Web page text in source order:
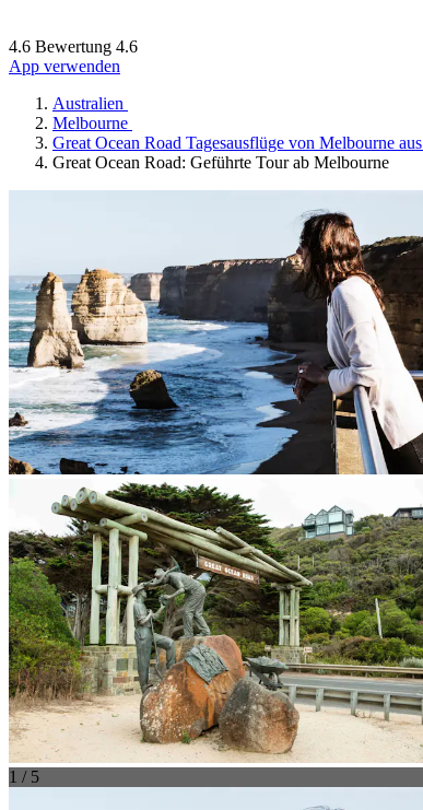
4.6 Bewertung 4.6
App verwenden
Australien
Melbourne
Great Ocean Road Tagesausflüge von Melbourne aus
Great Ocean Road: Geführte Tour ab Melbourne
1 / 5